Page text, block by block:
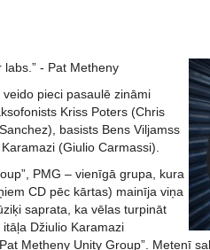
labs.” - Pat Metheny
pieci pasaulē zināmi
Kriss Poters (Chris
basists Bens Viljamss
(Giulio Carmassi).
PMG – vienīgā grupa, kura
CD pēc kārtas) mainīja viņa
saprata, ka vēlas turpināt
Džiulio Karamazi
Metheny Unity Group”. Metenī